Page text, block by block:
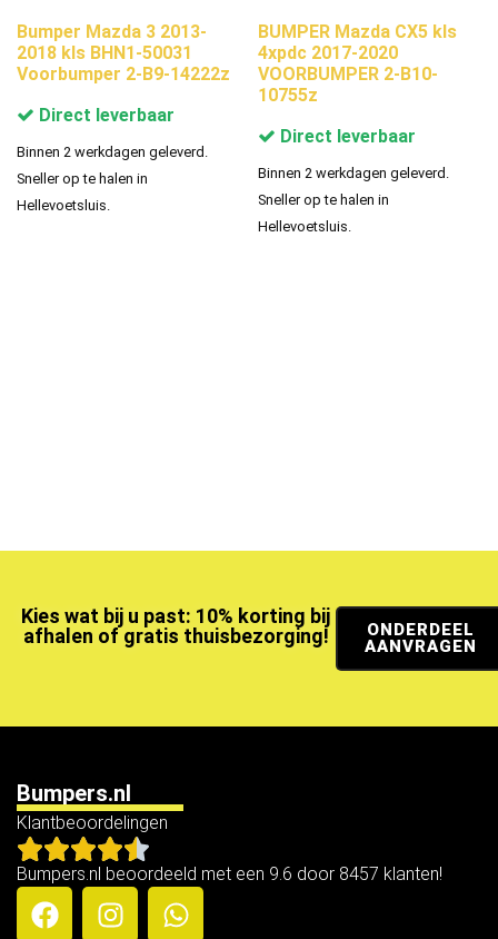
Bumper Mazda 3 2013-
2018 kls BHN1-50031
Voorbumper 2-B9-14222z
Direct leverbaar
Binnen 2 werkdagen geleverd.
Sneller op te halen in
Hellevoetsluis.
BUMPER Mazda CX5 kls
4xpdc 2017-2020
VOORBUMPER 2-B10-
10755z
Direct leverbaar
Binnen 2 werkdagen geleverd.
Sneller op te halen in
Hellevoetsluis.
Kies wat bij u past: 10% korting bij
afhalen of gratis thuisbezorging!
ONDERDEEL
AANVRAGEN
Bumpers.nl
Klantbeoordelingen
Bumpers.nl beoordeeld met een 9.6 door 8457 klanten!